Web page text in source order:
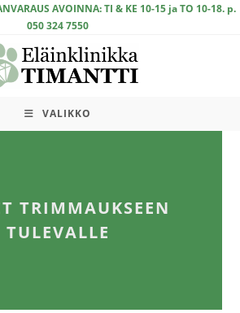
AVOINNA: TI & KE 10-15 ja TO 10-18. p.
050 324 7550
VALIKKO
TRIMMAUKSEEN
TULEVALLE